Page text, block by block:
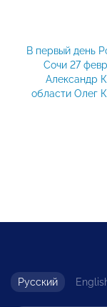
В первый день
Сочи 27
Александр
области Олег
Русский